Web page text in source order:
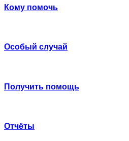
Кому помочь
Особый случай
Получить помощь
Отчёты